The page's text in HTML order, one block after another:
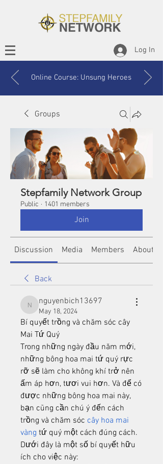
Log In
Online Course: Unsung Heroes
Groups
Stepfamily Network Group
Public · 1401 members
Join
Discussion Media Members About
Back
nguyenbich13697
nguyenbich13697
May 18, 2024
Bí quyết trồng và chăm sóc cây
Mai Tứ Quý
Trong những ngày đầu năm mới,
những bông hoa mai tứ quý rực
rỡ sẽ làm cho không khí trở nên
ấm áp hơn, tươi vui hơn. Và để có
được những bông hoa mai này,
bạn cũng cần chú ý đến cách
trồng và chăm sóc cây hoa mai
vàng tứ quý một cách đúng cách.
Dưới đây là một số bí quyết hữu
ích cho việc này: